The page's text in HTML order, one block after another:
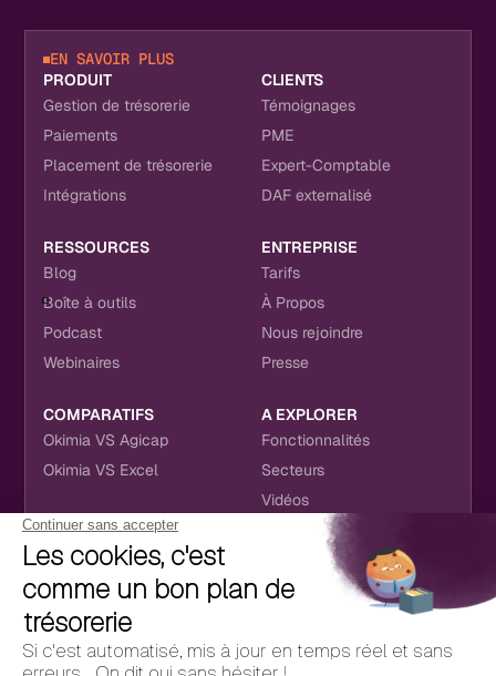
EN SAVOIR PLUS
PRODUIT
Gestion de trésorerie
Paiements
Placement de trésorerie
Intégrations
CLIENTS
Témoignages
PME
Expert-Comptable
DAF externalisé
RESSOURCES
Blog
Boîte à outils
Podcast
Webinaires
ENTREPRISE
Tarifs
À Propos
Nous rejoindre
Presse
COMPARATIFS
Okimia VS Agicap
Okimia VS Excel
A EXPLORER
Fonctionnalités
Secteurs
Vidéos
NOUS RETROUVER
CONTACT
hello@okimia.com
01 76 50 33 88
RÉSEAUX SOCIAUX
Youtube